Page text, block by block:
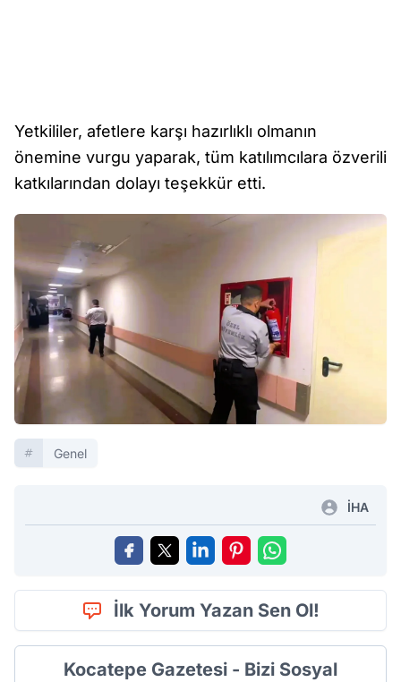
Yetkililer, afetlere karşı hazırlıklı olmanın
önemine vurgu yaparak, tüm katılımcılara özverili
katkılarından dolayı teşekkür etti.
Genel
İHA
İlk Yorum Yazan Sen Ol!
Kocatepe Gazetesi - Bizi Sosyal